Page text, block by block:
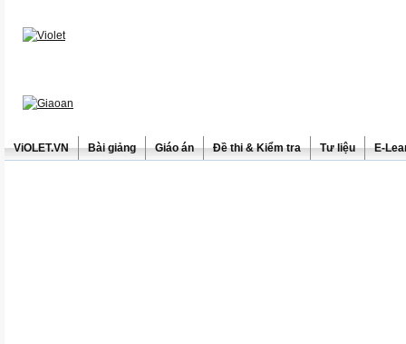
ViOLET.VN Bài giảng Giáo án Đề thi & Kiểm tra Tư liệu E-